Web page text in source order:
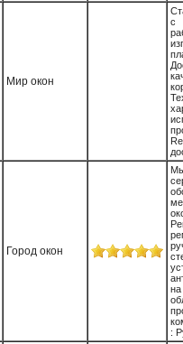
Мир окон
с
Город окон
на
: